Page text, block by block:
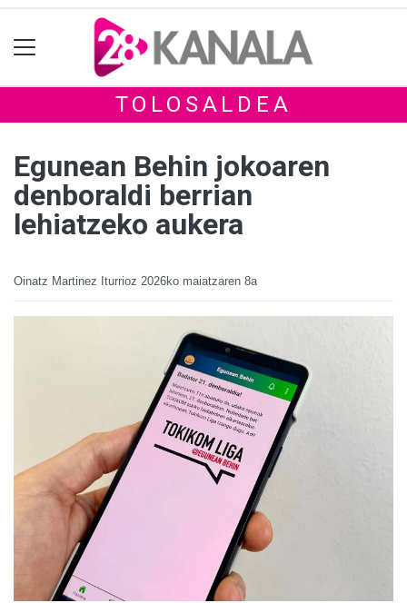
TOLOSALDEA
Egunean Behin jokoaren
denboraldi berrian
lehiatzeko aukera
Oinatz Martinez Iturrioz 2026ko maiatzaren 8a